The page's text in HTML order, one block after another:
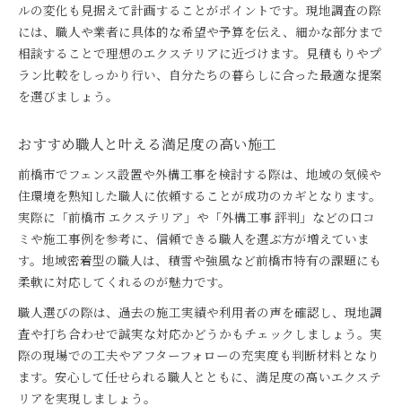
ルの変化も見据えて計画することがポイントです。現地調査の際
には、職人や業者に具体的な希望や予算を伝え、細かな部分まで
相談することで理想のエクステリアに近づけます。見積もりやプ
ラン比較をしっかり行い、自分たちの暮らしに合った最適な提案
を選びましょう。
おすすめ職人と叶える満足度の高い施工
前橋市でフェンス設置や外構工事を検討する際は、地域の気候や
住環境を熟知した職人に依頼することが成功のカギとなります。
実際に「前橋市 エクステリア」や「外構工事 評判」などの口コ
ミや施工事例を参考に、信頼できる職人を選ぶ方が増えていま
す。地域密着型の職人は、積雪や強風など前橋市特有の課題にも
柔軟に対応してくれるのが魅力です。
職人選びの際は、過去の施工実績や利用者の声を確認し、現地調
査や打ち合わせで誠実な対応かどうかもチェックしましょう。実
際の現場での工夫やアフターフォローの充実度も判断材料となり
ます。安心して任せられる職人とともに、満足度の高いエクステ
リアを実現しましょう。